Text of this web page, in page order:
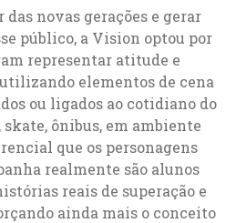
novas gerações e gerar
público, a Vision optou por
representar atitude e
elementos de cena
ou ligados ao cotidiano do
ônibus, em ambiente
que os personagens
realmente são alunos
reais de superação e
ainda mais o conceito